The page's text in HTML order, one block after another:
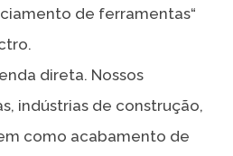
de ferramentas“
direta. Nossos
indústrias de construção,
como acabamento de